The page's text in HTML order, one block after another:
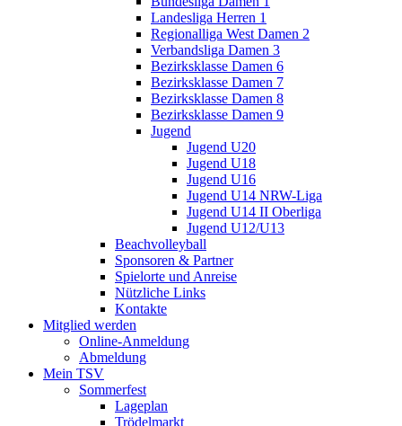
Landesliga Herren 1
Regionalliga West Damen 2
Verbandsliga Damen 3
Bezirksklasse Damen 6
Bezirksklasse Damen 7
Bezirksklasse Damen 8
Bezirksklasse Damen 9
Jugend
Jugend U20
Jugend U18
Jugend U16
Jugend U14 NRW-Liga
Jugend U14 II Oberliga
Jugend U12/U13
Beachvolleyball
Sponsoren & Partner
Spielorte und Anreise
Nützliche Links
Kontakte
Mitglied werden
Online-Anmeldung
Abmeldung
Mein TSV
Sommerfest
Lageplan
Trödelmarkt